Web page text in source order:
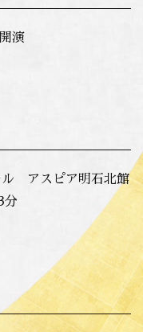
演
ル アスピア明石北館
分